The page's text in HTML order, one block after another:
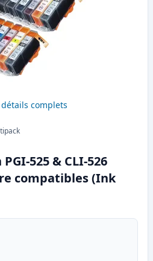
complets
525 & CLI-526
compatibles (Ink